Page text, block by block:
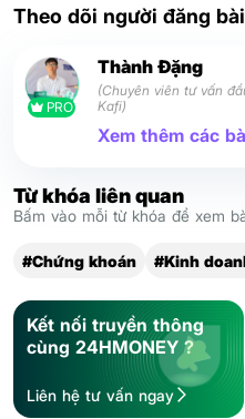
Theo dõi người đăng bài
PRO
Thành Đặng
(Chuyên viên tư vấn
Kafi)
Xem thêm các
Từ khóa liên quan
Bấm vào mỗi từ khóa để xem
#Chứng khoán #Kinh
Kết nối truyền thông
cùng 24HMONEY ?
Liên hệ tư vấn ngay